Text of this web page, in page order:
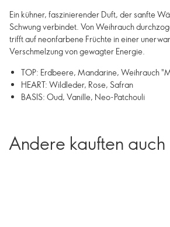
Ein kühner, faszinierender Duft, der sanfte
Schwung verbindet. Von Weihrauch
trifft auf neonfarbene Früchte in einer
Verschmelzung von gewagter Energie.
TOP: Erdbeere, Mandarine, Weihrauch
HEART: Wildleder, Rose, Safran
BASIS: Oud, Vanille, Neo-Patchouli
Andere kauften auch